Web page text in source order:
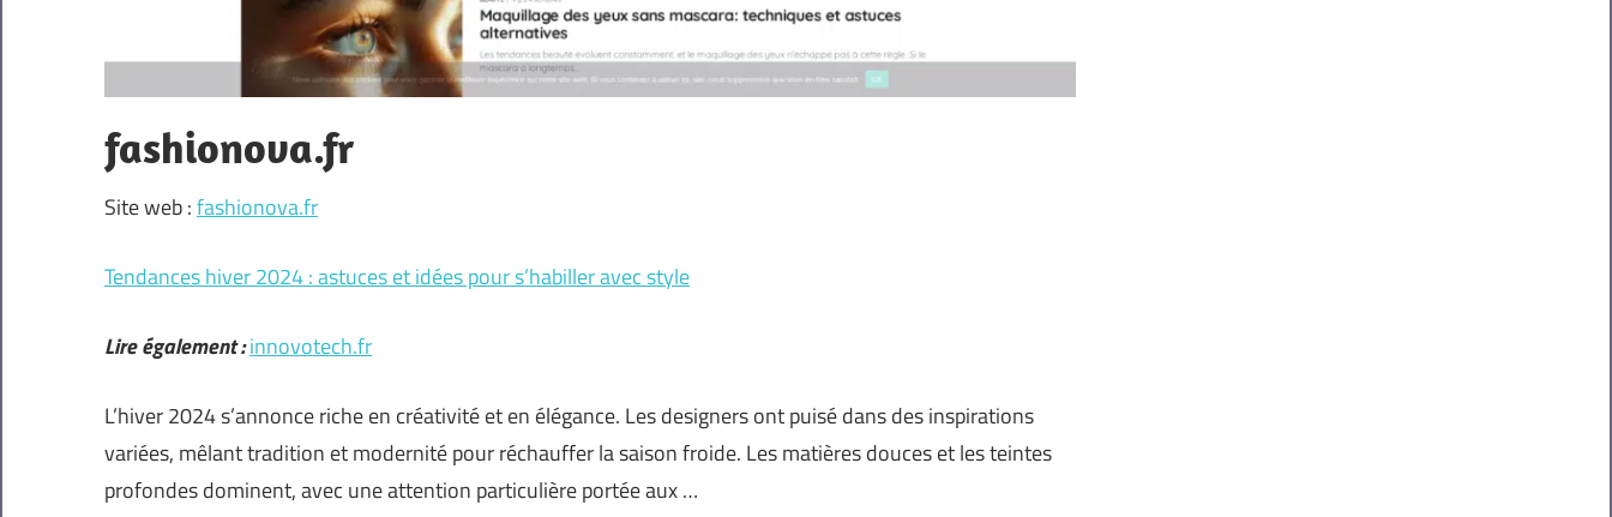
fashionova.fr
Site web :fashionova.fr
Tendances hiver 2024 : astuces et idées pour s’habiller avec style
Lire également :innovotech.fr
L’hiver 2024 s’annonce riche en créativité et en élégance. Les designers ont puisé dans des inspirations
variées, mêlant tradition et modernité pour réchauffer la saison froide. Les matières douces et les teintes
profondes dominent, avec une attention particulière portée aux …